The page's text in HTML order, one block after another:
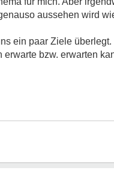
aussehen wird
ein paar Ziele
bzw. erwarten